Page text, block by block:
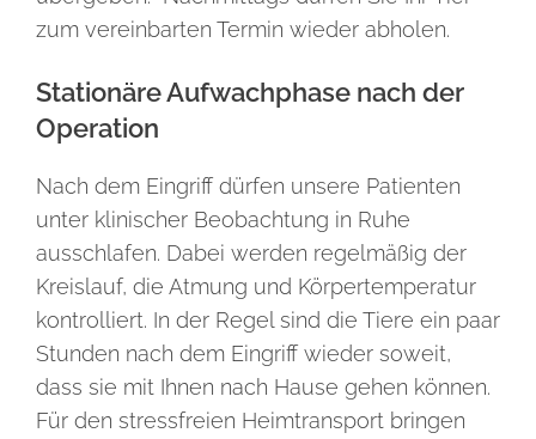
zum vereinbarten Termin wieder abholen.
Stationäre Aufwachphase nach der
Operation
Nach dem Eingriff dürfen unsere Patienten
unter klinischer Beobachtung in Ruhe
ausschlafen. Dabei werden regelmäßig der
Kreislauf, die Atmung und Körpertemperatur
kontrolliert. In der Regel sind die Tiere ein paar
Stunden nach dem Eingriff wieder soweit,
dass sie mit Ihnen nach Hause gehen können.
Für den stressfreien Heimtransport bringen